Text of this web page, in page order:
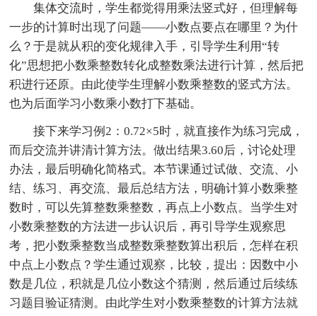
集体交流时，学生都觉得用乘法竖式好，但理解每
一步的计算时出现了问题——小数点要点在哪里？为什
么？于是就从积的变化规律入手，引导学生利用“转
化”思想把小数乘整数转化成整数乘法进行计算，然后把
积进行还原。由此使学生理解小数乘整数的竖式方法。
也为后面学习小数乘小数打下基础。
接下来学习例2：0.72×5时，就直接作为练习完成，
而后交流并讲清计算方法。做出结果3.60后，讨论处理
办法，最后明确化简格式。本节课通过试做、交流、小
结、练习、再交流、最后总结方法，明确计算小数乘整
数时，可以先算整数乘整数，再点上小数点。当学生对
小数乘整数的方法进一步认识后，再引导学生观察思
考，把小数乘整数当成整数乘整数算出积后，怎样在积
中点上小数点？学生通过观察，比较，提出：因数中小
数是几位，积就是几位小数这个猜测，然后通过后续练
习题目验证猜测。由此学生对小数乘整数的计算方法就